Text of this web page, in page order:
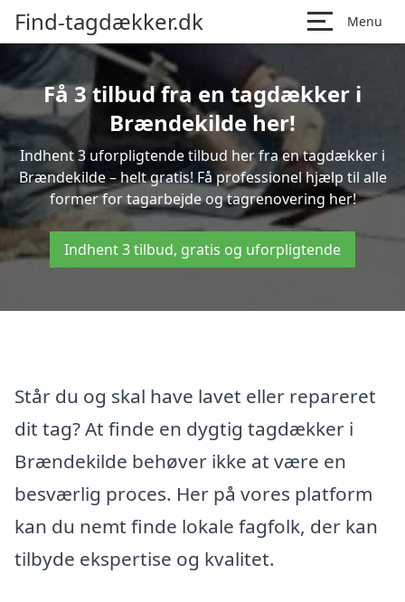
Find-tagdækker.dk Menu
Få 3 tilbud fra en tagdækker i
Brændekilde her!
Indhent 3 uforpligtende tilbud her fra en tagdækker i
Brændekilde – helt gratis! Få professionel hjælp til alle
former for tagarbejde og tagrenovering her!
Indhent 3 tilbud, gratis og uforpligtende
Står du og skal have lavet eller repareret
dit tag? At finde en dygtig tagdækker i
Brændekilde behøver ikke at være en
besværlig proces. Her på vores platform
kan du nemt finde lokale fagfolk, der kan
tilbyde ekspertise og kvalitet.